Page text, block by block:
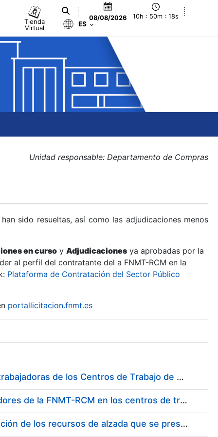
Tienda
Virtual
08/08/2026 10h : 50m : 18s
ES
Unidad responsable: Departamento de Compras
sido resueltas, así como las adjudicaciones menos
en curso y Adjudicaciones ya aprobadas por la
al perfil del contratante del a FNMT-RCM en la
Plataforma de Contratación del Sector Público
portallicitacion.fnmt.es
Suministro de Protectores Auditivos a medida para las personas trabajadoras de los Centros de Trabajo de Madrid y Burgos
Suministro de gafas graduadas antiproyecciones para los trabajadores de la FNMT-RCM en los centros de trabajo de Madrid y Burgos
Servicios de una empresa externa para el asesoramiento y resolución de los recursos de alzada que se presentan relacionados con procesos de selección para la FNMT-RCM